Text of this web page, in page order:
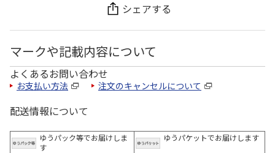
シェアする
マークや記載内容について
よくあるお問い合わせ
お支払い方法 注文のキャンセルについて
配送情報について
ゆうパック等でお届けしま
す
ゆうパケットでお届けします